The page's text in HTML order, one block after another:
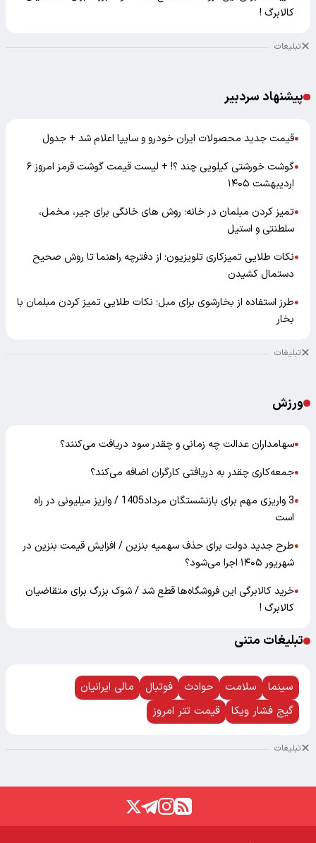
کالابرگ !
تبلیغات
پیشنهاد سردبیر
●قیمت جدید محصولات ایران خودرو و سایپا اعلام شد + جدول
●
گوشت خورشتی کیلویی چند ؟! + لیست قیمت گوشت قرمز امروز ۶
اردیبهشت ۱۴۰۵
●تمیز کردن مبلمان در خانه؛ روش های خانگی برای جیر، مخمل،
سلطنتی و استیل
●نکات طلایی تمیزکاری تلویزیون؛ از دفترچه راهنما تا روش صحیح
دستمال کشیدن
●طرز استفاده از بخارشوی برای مبل؛ نکات طلایی تمیز کردن مبلمان با
بخار
تبلیغات
ورزش
●سهامداران عدالت چه زمانی و چقدر سود دریافت می‌کنند؟
●جمعه‌کاری چقدر به دریافتی کارگران اضافه می‌کند؟
●
3 واریزی مهم برای بازنشستگان مرداد1405 / واریز میلیونی در راه
است
●طرح جدید دولت برای حذف سهمیه بنزین / افزایش قیمت بنزین در
شهریور ۱۴۰۵ اجرا می‌شود؟
●خرید کالابرگی این فروشگاه‌ها قطع شد / شوک بزرگ برای متقاضیان
کالابرگ !
تبلیغات متنی
سینما سلامت حوادث فوتبال
مالی ایرانیان
گیج فشار ویکا
قیمت تتر امروز
تبلیغات